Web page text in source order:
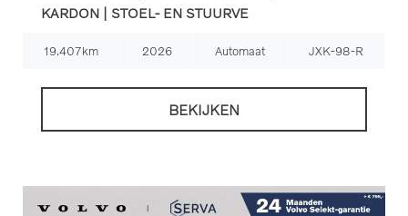
KARDON | STOEL- EN STUURVE
19.407km 2026 Automaat JXK-98-R
BEKIJKEN